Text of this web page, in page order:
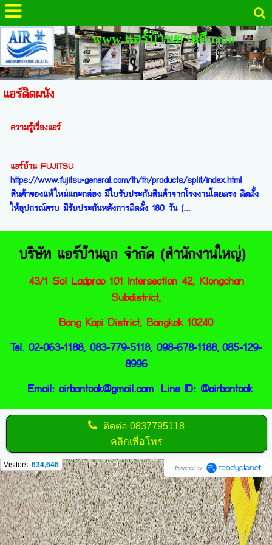
www.แอร์บ้านขายดี.com
แอร์ติดผนัง
ความรู้เรื่องแอร์
แอร์บ้าน FUJITSU
https://www.fujitsu-general.com/th/th/products/split/index.html
สินค้าของแท้ใหม่แกะกล่อง มีใบรับประกันสินค้าจากโรงงานโดยตรง ติดตั้ง
ให้อุปกรณ์ครบ มีรับประกันหลังการติดตั้ง 180 วัน (...
บริษัท แอร์บ้านถูก จำกัด (สำนักงานใหญ่)
43/1 Soi Ladprao 101 Intersection 42, Klongchan
Subdistrict,
Bang Kapi District, Bangkok 10240
Tel. 02-063-1188, 083-779-5118, 098-678-1188,085-129-
8996
Email: airbantook@gmail.comLine ID: @airbantook
ติดต่อ0837795118
คลิกเพื่อโทร
Visitors: 634,646